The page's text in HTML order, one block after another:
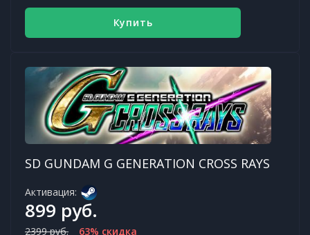
Купить
SD GUNDAM G GENERATION CROSS RAYS
Активация:
899 руб.
2399 руб. 63% скидка